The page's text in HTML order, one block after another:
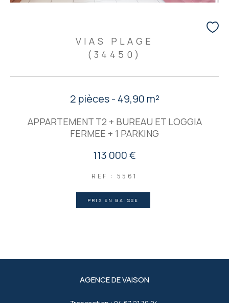
VIAS PLAGE
(34450)
2 pièces - 49,90 m²
APPARTEMENT T2 + BUREAU ET LOGGIA
FERMEE + 1 PARKING
113 000 €
REF : 5561
PRIX EN BAISSE
AGENCE DE VAISON